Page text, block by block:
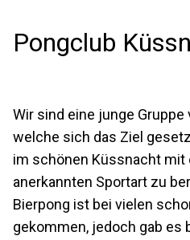
Pongclub
Wir sind eine junge
welche sich das Ziel
im schönen Küssnacht mit
anerkannten Sportart zu
Bierpong ist bei vielen
gekommen, jedoch gab es